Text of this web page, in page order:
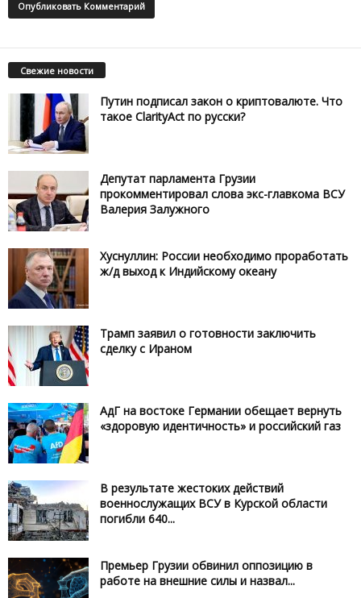
Свежие новости
Путин подписал закон о криптовалюте. Что
такое ClarityAct по русски?
Депутат парламента Грузии
прокомментировал слова экс-главкома ВСУ
Валерия Залужного
Хуснуллин: России необходимо проработать
ж/д выход к Индийскому океану
Трамп заявил о готовности заключить
сделку с Ираном
АдГ на востоке Германии обещает вернуть
«здоровую идентичность» и российский газ
В результате жестоких действий
военнослужащих ВСУ в Курской области
погибли 640...
Премьер Грузии обвинил оппозицию в
работе на внешние силы и назвал...